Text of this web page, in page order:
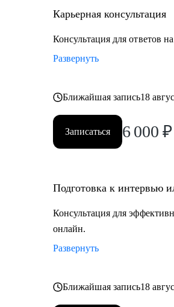
• Страхование
• Продажи / Услуги
Карьерная консультация
Консультация для ответов
Развернуть
Ближайшая запись18
Записаться 6 000 ₽
Подготовка к интервью
Консультация для
онлайн.
Развернуть
Ближайшая запись18